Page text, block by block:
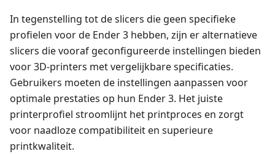
In tegenstelling tot de slicers die geen specifieke
profielen voor de Ender 3 hebben, zijn er alternatieve
slicers die vooraf geconfigureerde instellingen bieden
voor 3D-printers met vergelijkbare specificaties.
Gebruikers moeten de instellingen aanpassen voor
optimale prestaties op hun Ender 3. Het juiste
printerprofiel stroomlijnt het printproces en zorgt
voor naadloze compatibiliteit en superieure
printkwaliteit.